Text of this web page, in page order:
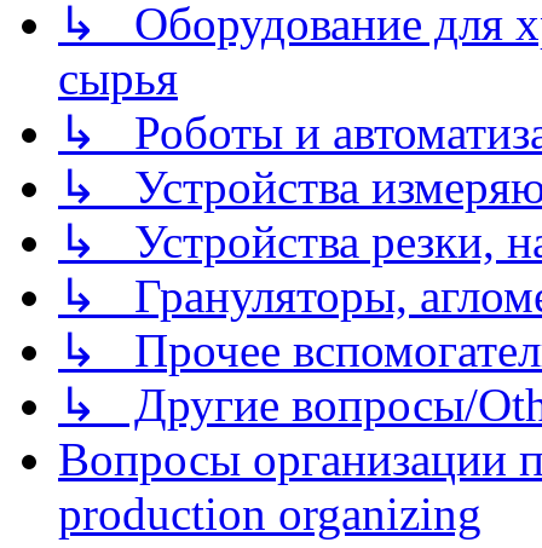
↳ Оборудование для
сырья
↳ Роботы и
↳ Устройства
↳ Устройства резки,
↳ Грануляторы,
↳ Прочее
↳ Другие вопросы/
Вопросы организации
production organizing